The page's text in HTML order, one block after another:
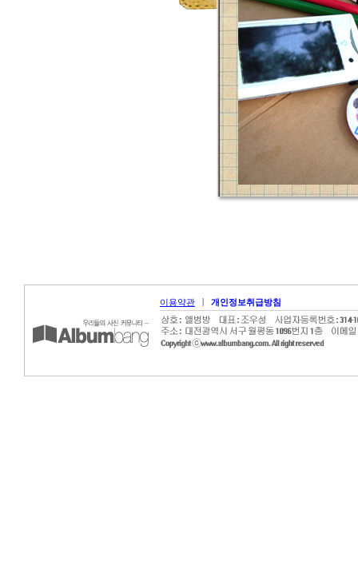
이용약관 | 개인정보취급방침